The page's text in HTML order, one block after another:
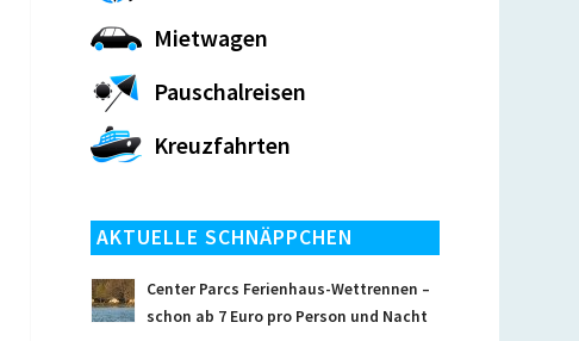
Mietwagen
Pauschalreisen
Kreuzfahrten
AKTUELLE SCHNÄPPCHEN
Center Parcs Ferienhaus-Wettrennen –
schon ab 7 Euro pro Person und Nacht